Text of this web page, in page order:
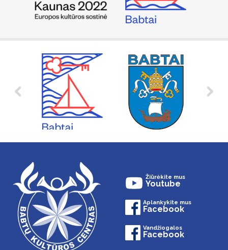
Žiūrėkite mus
Youtube
Aplankykite mus
Facebook
Vandžiogalos
Facebook